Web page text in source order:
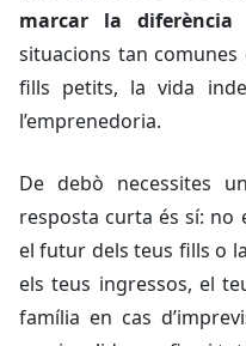
marcar la
situacions tan
fills petits, la vida
l’emprenedoria.
De debò necessites
resposta curta és sí: no
el futur dels teus fills o
els teus ingressos, el
família en cas